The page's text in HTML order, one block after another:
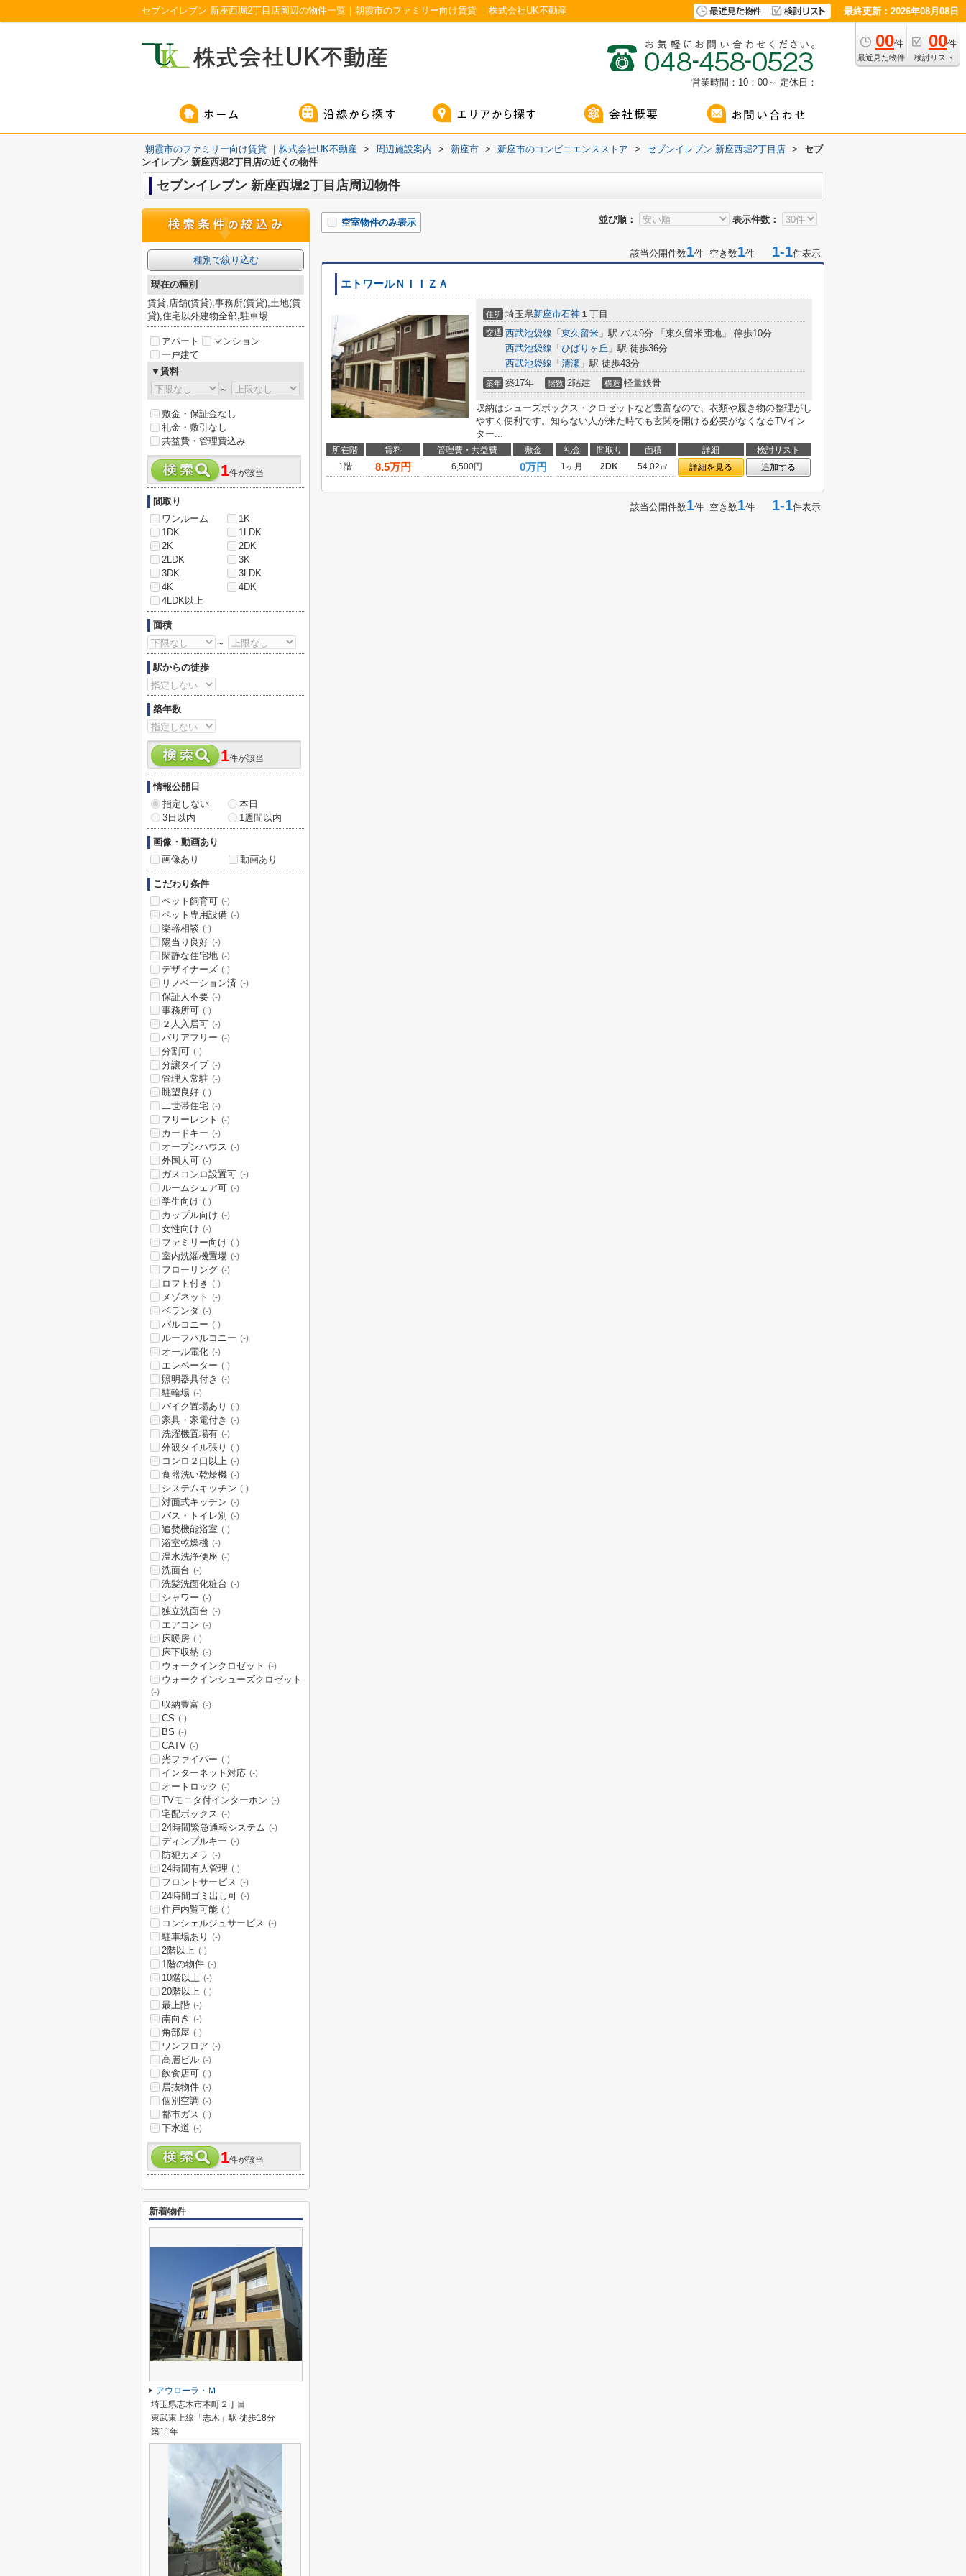
セブンイレブン 新座西堀2丁目店周辺の物件一覧｜朝霞市のファミリー向け賃貸 ｜株式会社UK不動産 最終更新：2026年08月08日
00件
最近見た物件
00件
検討リスト
営業時間：10：00～ 定休日：
朝霞市のファミリー向け賃貸 ｜株式会社UK不動産 > 周辺施設案内 > 新座市 > 新座市のコンビニエンスストア > セブンイレブン 新座西堀2丁目店 >
セブ
ンイレブン 新座西堀2丁目店の近くの物件
セブンイレブン 新座西堀2丁目店周辺物件
並び順： 表示件数：
空室物件のみ表示
該当公開件数1件 空き数1件 1-1件表示
エトワールＮＩＩＺＡ
住所 埼玉県新座市石神 １丁目
交通 西武池袋線 「 東久留米 」駅 バス9分 「東久留米団地」 停歩10分
西武池袋線 「 ひばりヶ丘 」駅 徒歩36分
西武池袋線 「 清瀬 」駅 徒歩43分
築年 築17年 階数 2階建 構造 軽量鉄骨
収納はシューズボックス・クロゼットなど豊富なので、衣類や履き物の整理がし
やすく便利です。知らない人が来た時でも玄関を開ける必要がなくなるTVイン
ター...
所在階 賃料 管理費・共益費 敷金 礼金 間取り 面積 詳細
検討リスト
1階
8.5万円 6,500円 0万円 1ヶ月 2DK 54.02㎡ 詳細を見る 追加する
該当公開件数1件 空き数1件 1-1件表示
種別で絞り込む
現在の種別
賃貸,店舗(賃貸),事務所(賃貸),土地(賃
貸),住宅以外建物全部,駐車場
アパート
マンション
一戸建て
▼賃料
～
敷金・保証金なし
礼金・敷引なし
共益費・管理費込み
1件が該当
間取り
ワンルーム
1K
1DK
1LDK
2K
2DK
2LDK
3K
3DK
3LDK
4K
4DK
4LDK以上
面積
～
駅からの徒歩
築年数
1件が該当
情報公開日
指定しない
本日
3日以内
1週間以内
画像・動画あり
画像あり
動画あり
こだわり条件
ペット飼育可 (-)
ペット専用設備 (-)
楽器相談 (-)
陽当り良好 (-)
閑静な住宅地 (-)
デザイナーズ (-)
リノベーション済 (-)
保証人不要 (-)
事務所可 (-)
２人入居可 (-)
バリアフリー (-)
分割可 (-)
分譲タイプ (-)
管理人常駐 (-)
眺望良好 (-)
二世帯住宅 (-)
フリーレント (-)
カードキー (-)
オープンハウス (-)
外国人可 (-)
ガスコンロ設置可 (-)
ルームシェア可 (-)
学生向け (-)
カップル向け (-)
女性向け (-)
ファミリー向け (-)
室内洗濯機置場 (-)
フローリング (-)
ロフト付き (-)
メゾネット (-)
ベランダ (-)
バルコニー (-)
ルーフバルコニー (-)
オール電化 (-)
エレベーター (-)
照明器具付き (-)
駐輪場 (-)
バイク置場あり (-)
家具・家電付き (-)
洗濯機置場有 (-)
外観タイル張り (-)
コンロ２口以上 (-)
食器洗い乾燥機 (-)
システムキッチン (-)
対面式キッチン (-)
バス・トイレ別 (-)
追焚機能浴室 (-)
浴室乾燥機 (-)
温水洗浄便座 (-)
洗面台 (-)
洗髪洗面化粧台 (-)
シャワー (-)
独立洗面台 (-)
エアコン (-)
床暖房 (-)
床下収納 (-)
ウォークインクロゼット (-)
ウォークインシューズクロゼット
(-)
収納豊富 (-)
CS (-)
BS (-)
CATV (-)
光ファイバー (-)
インターネット対応 (-)
オートロック (-)
TVモニタ付インターホン (-)
宅配ボックス (-)
24時間緊急通報システム (-)
ディンプルキー (-)
防犯カメラ (-)
24時間有人管理 (-)
フロントサービス (-)
24時間ゴミ出し可 (-)
住戸内覧可能 (-)
コンシェルジュサービス (-)
駐車場あり (-)
2階以上 (-)
1階の物件 (-)
10階以上 (-)
20階以上 (-)
最上階 (-)
南向き (-)
角部屋 (-)
ワンフロア (-)
高層ビル (-)
飲食店可 (-)
居抜物件 (-)
個別空調 (-)
都市ガス (-)
下水道 (-)
1件が該当
新着物件
アウローラ・Ｍ
埼玉県志木市本町２丁目
東武東上線「志木」駅 徒歩18分
築11年